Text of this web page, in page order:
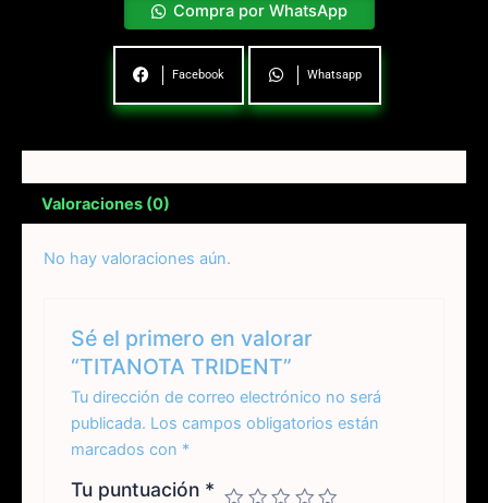
Compra por WhatsApp
Facebook Whatsapp
Valoraciones (0)
No hay valoraciones aún.
Sé el primero en valorar
“TITANOTA TRIDENT”
Tu dirección de correo electrónico no será
publicada. Los campos obligatorios están
marcados con *
Tu puntuación *